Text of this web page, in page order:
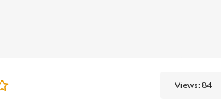
Views: 84